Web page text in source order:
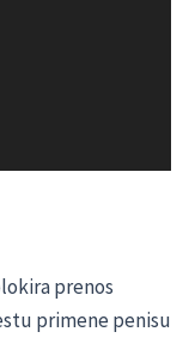
prenos
primene penisu